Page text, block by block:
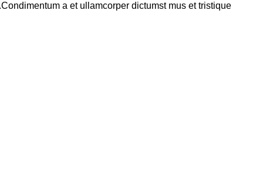
a et ullamcorper dictumst mus et tristique